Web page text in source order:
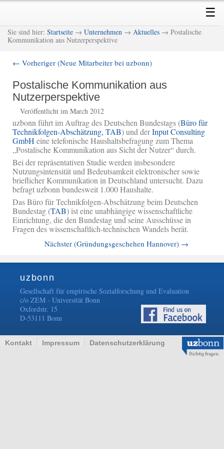
Skip
primary
content
Skip
secondary
content
☰
Sie sind hier: Startseite → Unternehmen → Aktuelles → Postalische
Kommunikation aus Nutzerperspektive
navigation
← Vorheriger (Neue Mitarbeiter bei uzbonn)
Postalische Kommunikation aus
Nutzerperspektive
Veröffentlicht im March 2012
uzbonn führt im Auftrag des Deutschen Bundestags (Büro für
Technikfolgen-Abschätzung, TAB) und derInput Consulting
GmbH eine telefonische Haushaltsbefragung zum Thema
„Postalische Kommunikation aus Sicht der Nutzer“ durch.
Bei der repräsentativen Studie werden insbesondere
Nutzungsintensität und Bedeutsamkeit elektronischer sowie
brieflicher Kommunikation in Deutschland untersucht. Dazu
befragt uzbonn bundesweit 1.000 Haushalte.
Das Büro für Technikfolgen-Abschätzung beim Deutschen
Bundestag (TAB) ist eine unabhängige wissenschaftliche
Einrichtung, die den Bundestag und seine Ausschüsse in
Fragen des wissenschaftlich-technischen Wandels berät.
Nächster (Gründungsgeschehen Hannover) →
uzbonn
Gesellschaft für empirische Sozialforschung und Evaluation
c/o ZEM - Universität Bonn
Oxfordstr. 15
D-53111 Bonn
Kontakt Impressum Datenschutzerklärung